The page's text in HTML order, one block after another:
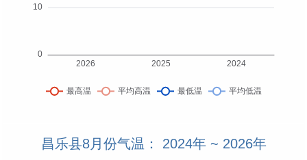
昌乐县8月份气温： 2024年 ~ 2026年